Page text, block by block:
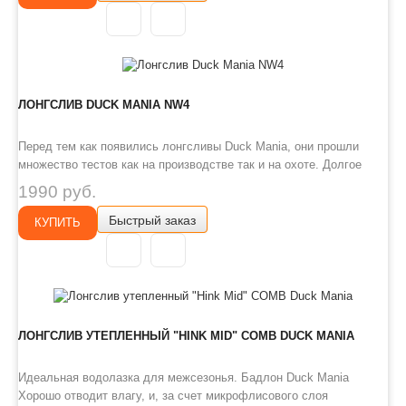
материал ..
ЛОНГСЛИВ DUCK MANIA NW4
Перед тем как появились лонгсливы Duck Mania, они прошли
множество тестов как на производстве так и на охоте. Долгое
подбирался подходящий материал который отвечал бы
требованиям: 1. Быстро сохнет. 2. Хорошо дышит. 3. Не садиться
после стирки. 4. Не теряет цвет после стирки. 5. Приятен&..
1990 руб.
КУПИТЬ Быстрый заказ
ЛОНГСЛИВ УТЕПЛЕННЫЙ "HINK MID" COMB DUCK MANIA
Идеальная водолазка для межсезонья. Бадлон Duck Mania
Хорошо отводит влагу, и, за счет микрофлисового слоя